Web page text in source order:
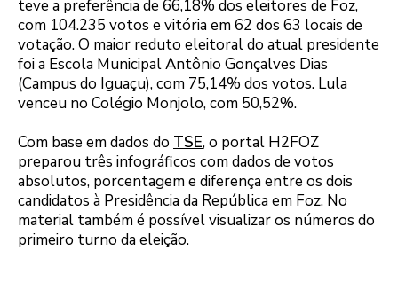
teve a preferência de 66,18% dos eleitores de Foz,
com 104.235 votos e vitória em 62 dos 63 locais de
votação. O maior reduto eleitoral do atual presidente
foi a Escola Municipal Antônio Gonçalves Dias
(Campus do Iguaçu), com 75,14% dos votos. Lula
venceu no Colégio Monjolo, com 50,52%.
Com base em dados do TSE, o portal H2FOZ
preparou três infográficos com dados de votos
absolutos, porcentagem e diferença entre os dois
candidatos à Presidência da República em Foz. No
material também é possível visualizar os números do
primeiro turno da eleição.